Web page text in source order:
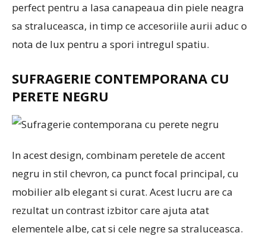
perfect pentru a lasa canapeaua din piele neagra
sa straluceasca, in timp ce accesoriile aurii aduc o
nota de lux pentru a spori intregul spatiu.
SUFRAGERIE CONTEMPORANA CU
PERETE NEGRU
In acest design, combinam peretele de accent
negru in stil chevron, ca punct focal principal, cu
mobilier alb elegant si curat. Acest lucru are ca
rezultat un contrast izbitor care ajuta atat
elementele albe, cat si cele negre sa straluceasca.